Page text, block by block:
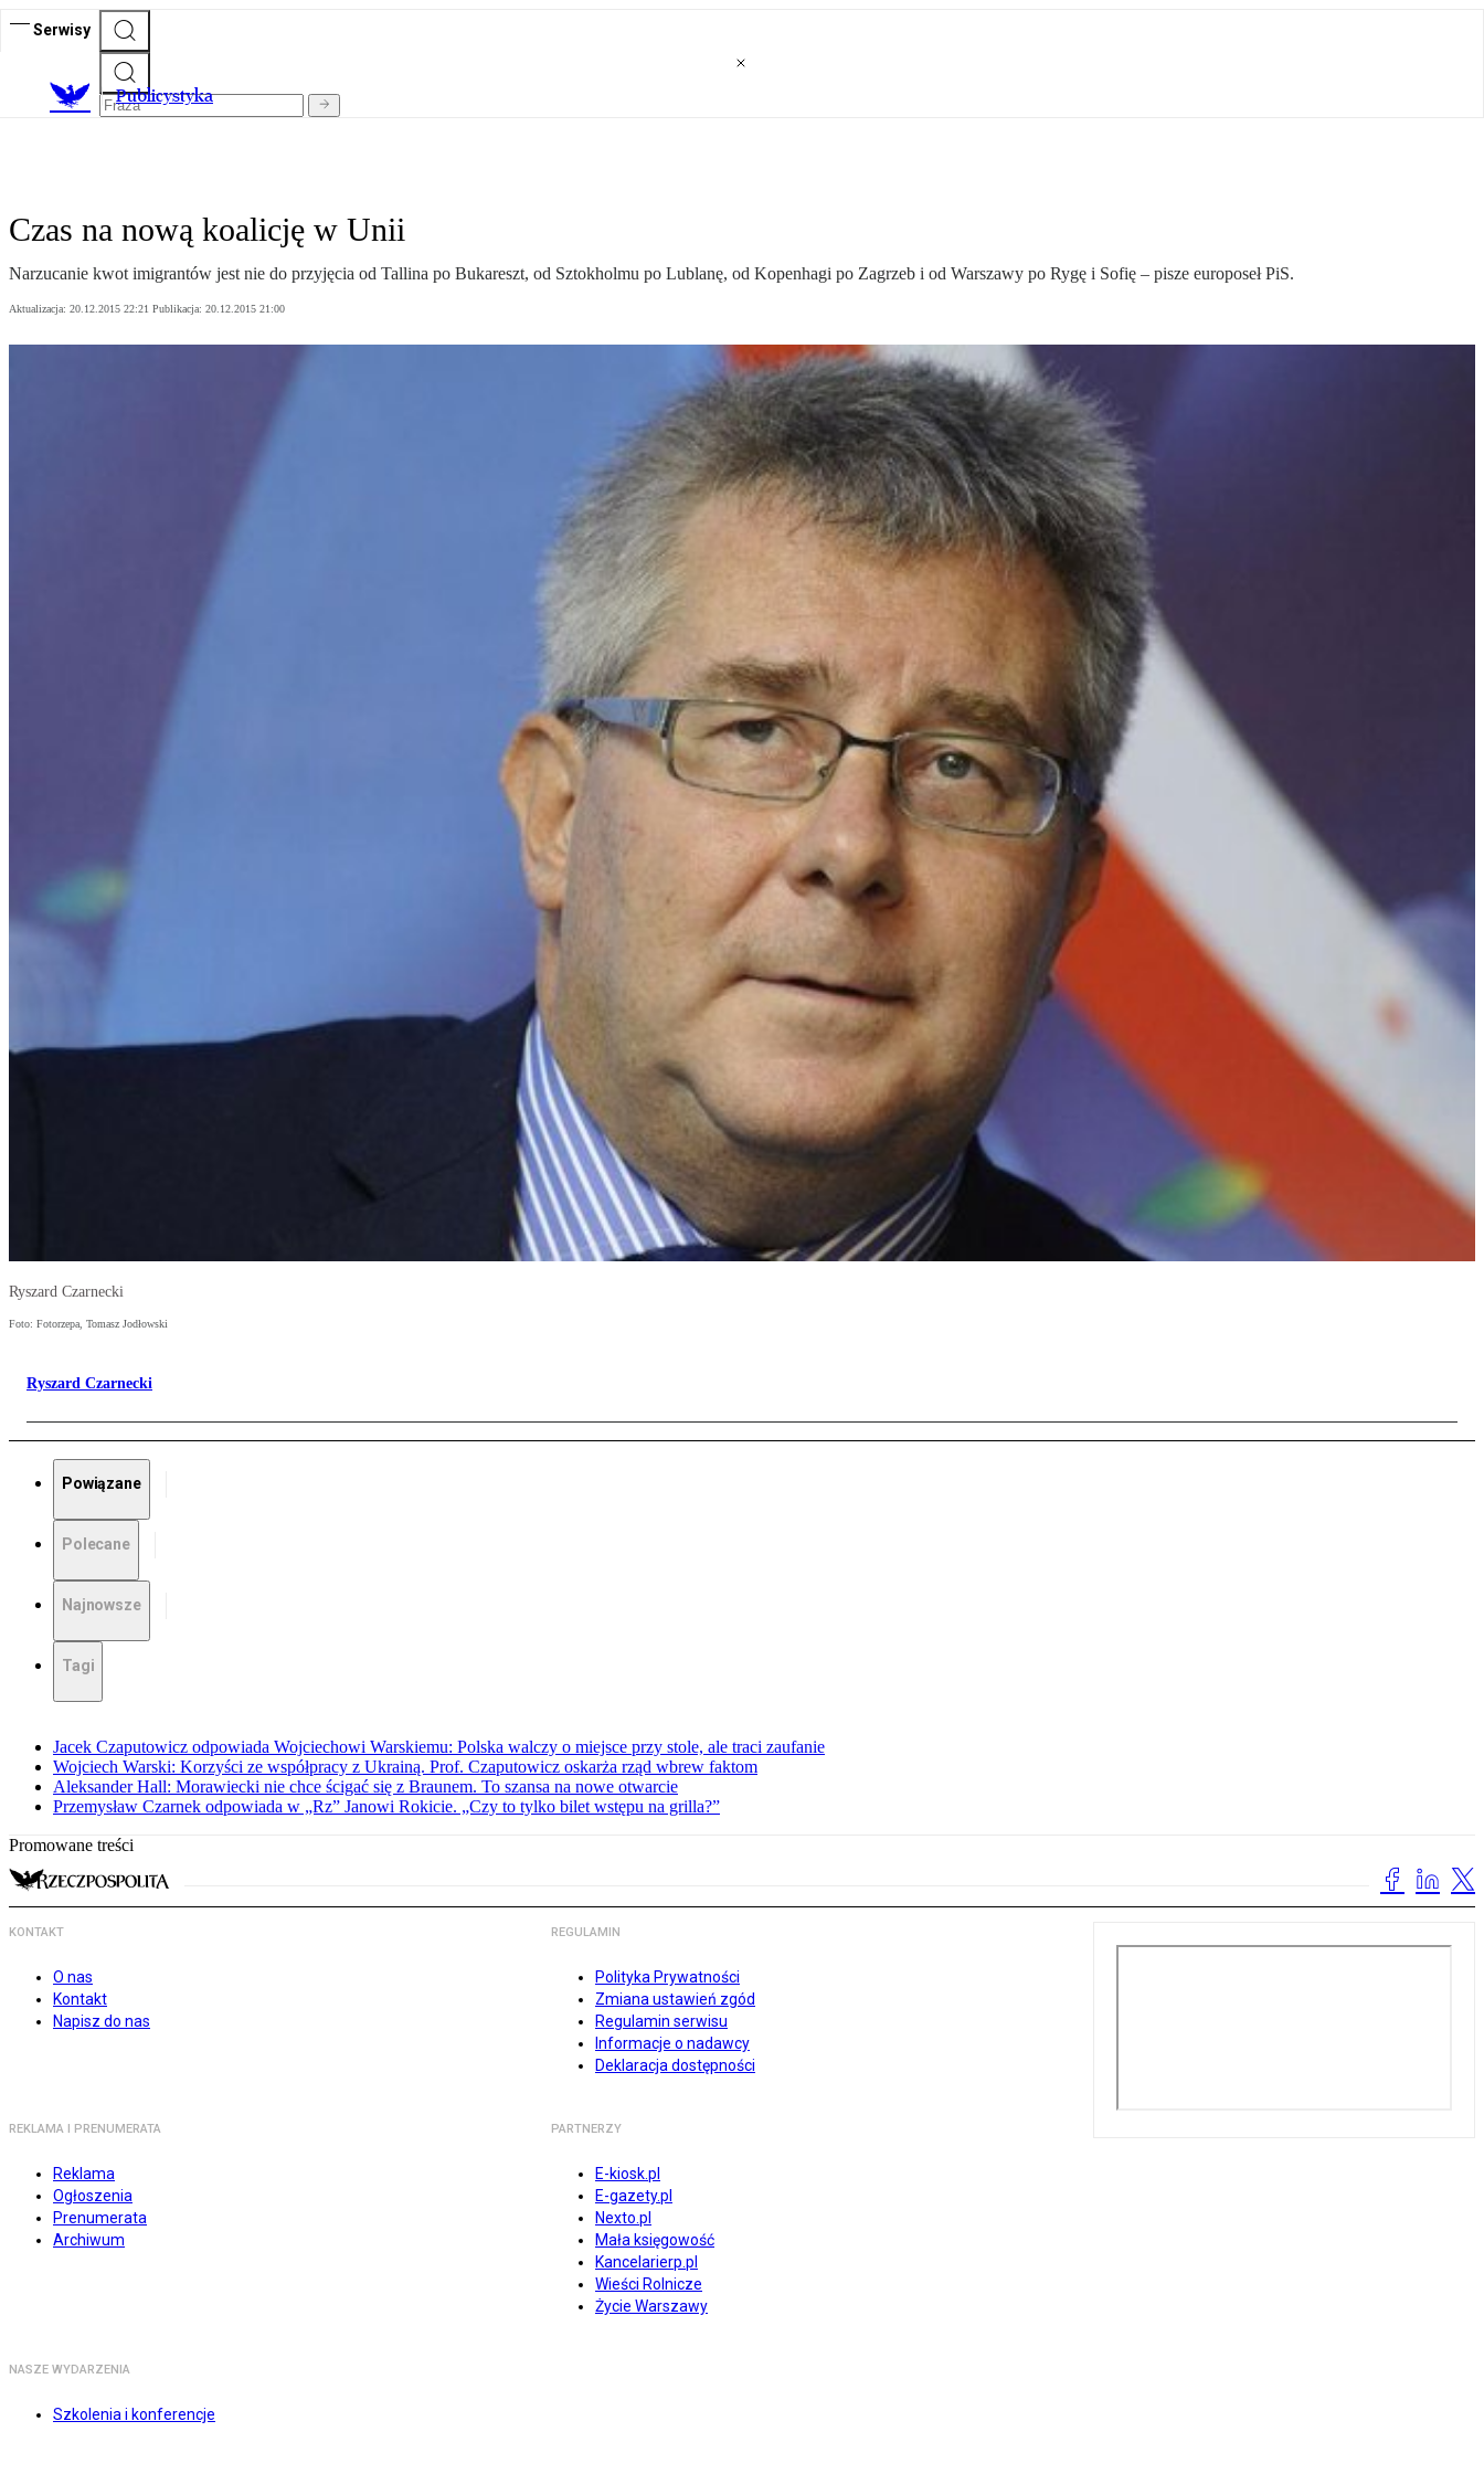
Serwisy
Publicystyka
Czas na nową koalicję w Unii
Narzucanie kwot imigrantów jest nie do przyjęcia od Tallina po Bukareszt, od Sztokholmu po Lublanę, od Kopenhagi po Zagrzeb i od Warszawy po Rygę i Sofię – pisze europoseł PiS.
Aktualizacja: 20.12.2015 22:21 Publikacja: 20.12.2015 21:00
Ryszard Czarnecki
Foto: Fotorzepa, Tomasz Jodłowski
Ryszard Czarnecki
Powiązane
Polecane
Najnowsze
Tagi
Jacek Czaputowicz odpowiada Wojciechowi Warskiemu: Polska walczy o miejsce przy stole, ale traci zaufanie
Wojciech Warski: Korzyści ze współpracy z Ukrainą. Prof. Czaputowicz oskarża rząd wbrew faktom
Aleksander Hall: Morawiecki nie chce ścigać się z Braunem. To szansa na nowe otwarcie
Przemysław Czarnek odpowiada w „Rz” Janowi Rokicie. „Czy to tylko bilet wstępu na grilla?”
Promowane treści
KONTAKT
O nas
Kontakt
Napisz do nas
REGULAMIN
Polityka Prywatności
Zmiana ustawień zgód
Regulamin serwisu
Informacje o nadawcy
Deklaracja dostępności
REKLAMA I PRENUMERATA
Reklama
Ogłoszenia
Prenumerata
Archiwum
PARTNERZY
E-kiosk.pl
E-gazety.pl
Nexto.pl
Mała księgowość
Kancelarierp.pl
Wieści Rolnicze
Życie Warszawy
NASZE WYDARZENIA
Szkolenia i konferencje